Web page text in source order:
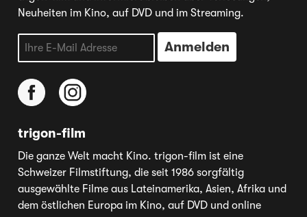
Neuheiten im Kino, auf DVD und im Streaming.
trigon-film
Die ganze Welt macht Kino. trigon-film ist eine
Schweizer Filmstiftung, die seit 1986 sorgfältig
ausgewählte Filme aus Lateinamerika, Asien, Afrika und
dem östlichen Europa im Kino, auf DVD und online